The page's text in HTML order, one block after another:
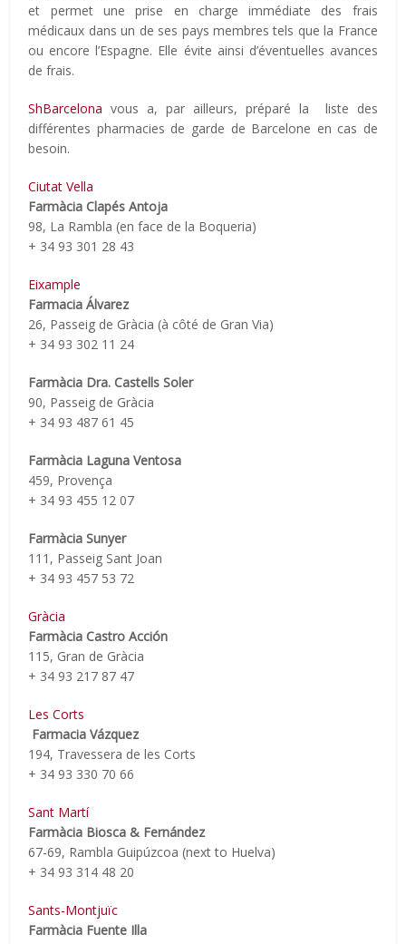
et permet une prise en charge immédiate des frais
médicaux dans un de ses pays membres tels que la France
ou encore l’Espagne. Elle évite ainsi d’éventuelles avances
de frais.
ShBarcelona vous a, par ailleurs, préparé la liste des
différentes pharmacies de garde de Barcelone en cas de
besoin.
Ciutat Vella
Farmàcia Clapés Antoja
98, La Rambla (en face de la Boqueria)
+ 34 93 301 28 43
Eixample
Farmacia Álvarez
26, Passeig de Gràcia (à côté de Gran Via)
+ 34 93 302 11 24
Farmàcia Dra. Castells Soler
90, Passeig de Gràcia
+ 34 93 487 61 45
Farmàcia Laguna Ventosa
459, Provença
+ 34 93 455 12 07
Farmàcia Sunyer
111, Passeig Sant Joan
+ 34 93 457 53 72
Gràcia
Farmàcia Castro Acción
115, Gran de Gràcia
+ 34 93 217 87 47
Les Corts
Farmacia Vázquez
194, Travessera de les Corts
+ 34 93 330 70 66
Sant Martí
Farmàcia Biosca & Fernández
67-69, Rambla Guipúzcoa (next to Huelva)
+ 34 93 314 48 20
Sants-Montjuïc
Farmàcia Fuente Illa